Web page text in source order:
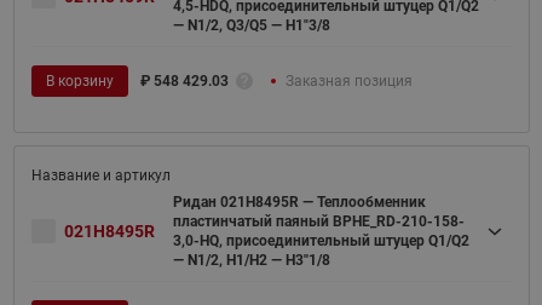
4,5-HDQ, присоединительный штуцер Q1/Q2
— N1/2, Q3/Q5 — H1"3/8
В корзину ₽ 548 429.03 Заказная позиция
021H8495R
Ридан 021H8495R — Теплообменник
пластинчатый паяный BPHE_RD-210-158-
3,0-HQ, присоединительный штуцер Q1/Q2
— N1/2, H1/H2 — H3''1/8